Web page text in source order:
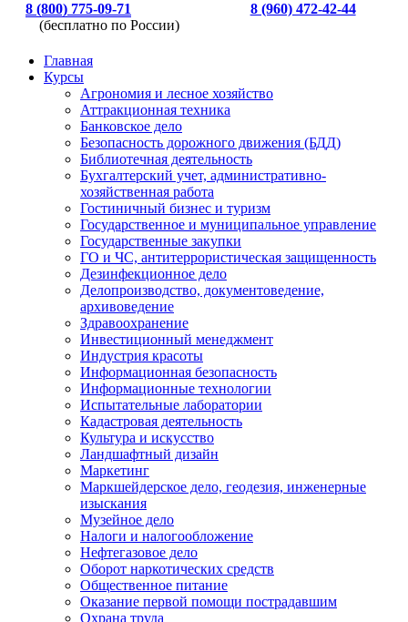
8 (800) 775-09-71
(бесплатно по России)
8 (960) 472-42-44
Главная
Курсы
Агрономия и лесное хозяйство
Аттракционная техника
Банковское дело
Безопасность дорожного движения (БДД)
Библиотечная деятельность
Бухгалтерский учет, административно-
хозяйственная работа
Гостиничный бизнес и туризм
Государственное и муниципальное управление
Государственные закупки
ГО и ЧС, антитеррористическая защищенность
Дезинфекционное дело
Делопроизводство, документоведение,
архивоведение
Здравоохранение
Инвестиционный менеджмент
Индустрия красоты
Информационная безопасность
Информационные технологии
Испытательные лаборатории
Кадастровая деятельность
Культура и искусство
Ландшафтный дизайн
Маркетинг
Маркшейдерское дело, геодезия, инженерные
изыскания
Музейное дело
Налоги и налогообложение
Нефтегазовое дело
Оборот наркотических средств
Общественное питание
Оказание первой помощи пострадавшим
Охрана труда